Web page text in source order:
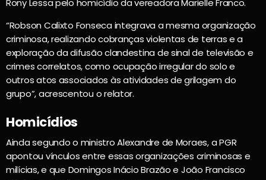
Rony Lessa pelo homicídio da vereadora Marielle Franco.
“Robson Calixto Fonseca integrava a mesma organização
criminosa, realizando cobranças violentas de terras e a
exploração da difusão clandestina de sinal de televisão e
crimes correlatos, como ocupação irregular do solo e
outros atos associados às atividades de grilagem do
grupo”, acrescentou o relator.
Homicídios
Ainda segundo o ministro Alexandre de Moraes, a PGR
apontou vínculos entre essas organizações criminosas e
milícias, e que Domingos Inácio Brazão e João Francisco